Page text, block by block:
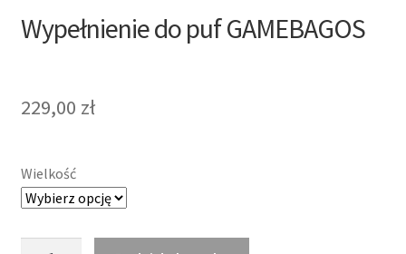
Wypełnienie do puf GAMEBAGOS
229,00 zł
Wielkość